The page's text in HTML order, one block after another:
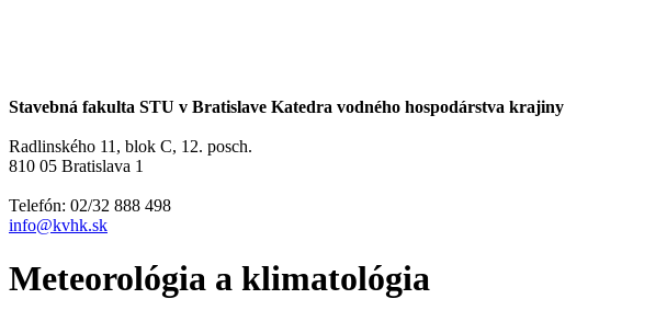
Stavebná fakulta STU v Bratislave Katedra vodného hospodárstva krajiny
Radlinského 11, blok C, 12. posch.
810 05 Bratislava 1
Telefón: 02/32 888 498
info@kvhk.sk
Meteorológia a klimatológia